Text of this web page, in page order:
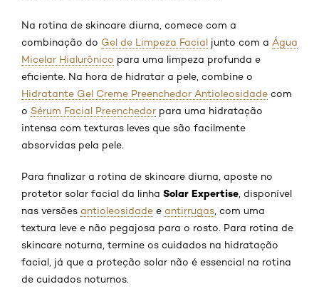
Na rotina de skincare diurna, comece com a
combinação do Gel de Limpeza Facial junto com a Água
Micelar Hialurônico para uma limpeza profunda e
eficiente. Na hora de hidratar a pele, combine o
Hidratante Gel Creme Preenchedor Antioleosidade com
o Sérum Facial Preenchedor para uma hidratação
intensa com texturas leves que são facilmente
absorvidas pela pele.
Para finalizar a rotina de skincare diurna, aposte no
protetor solar facial da linha Solar Expertise , disponível
nas versões antioleosidade e antirrugas , com uma
textura leve e não pegajosa para o rosto. Para rotina de
skincare noturna, termine os cuidados na hidratação
facial, já que a proteção solar não é essencial na rotina
de cuidados noturnos.